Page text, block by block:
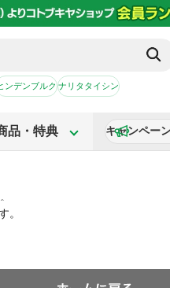
ンデンブルクナリタタイシン
品・特典 キャンペー
。